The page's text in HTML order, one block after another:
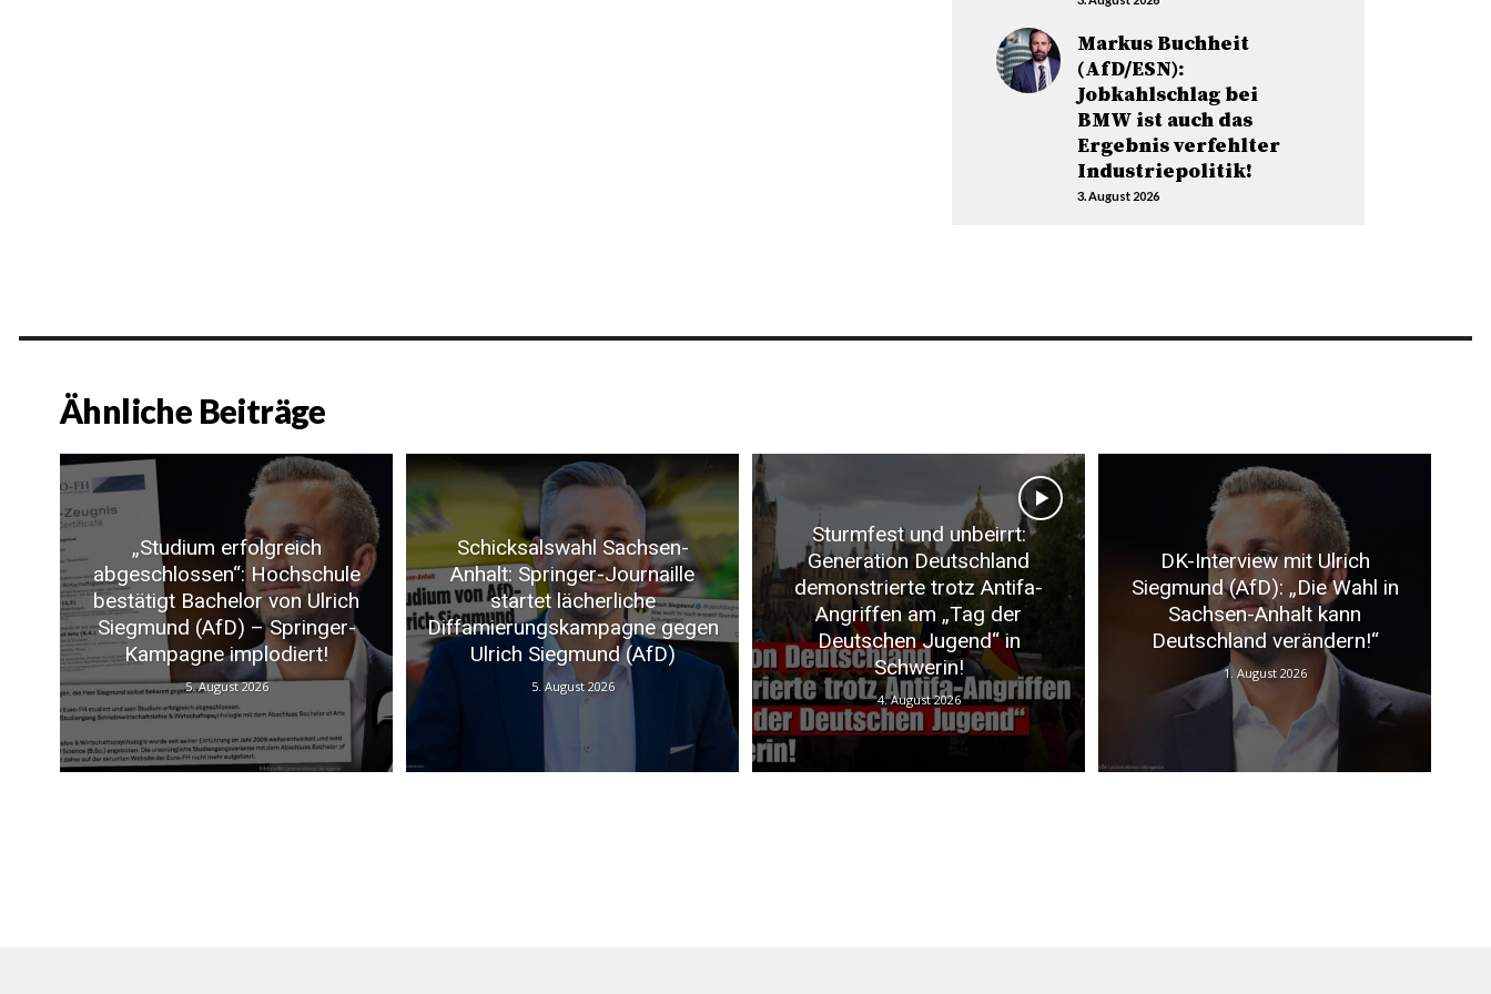
Markus Buchheit
(AfD/ESN):
Jobkahlschlag bei
BMW ist auch das
Ergebnis verfehlter
Industriepolitik!
3. August 2026
Ähnliche Beiträge
„Studium erfolgreich
abgeschlossen“: Hochschule
bestätigt Bachelor von Ulrich
Siegmund (AfD) – Springer-
Kampagne implodiert!
5. August 2026
Schicksalswahl Sachsen-
Anhalt: Springer-Journaille
startet lächerliche
Diffamierungskampagne gegen
Ulrich Siegmund (AfD)
5. August 2026
Sturmfest und unbeirrt:
Generation Deutschland
demonstrierte trotz Antifa-
Angriffen am „Tag der
Deutschen Jugend“ in
Schwerin!
4. August 2026
DK-Interview mit Ulrich
Siegmund (AfD): „Die Wahl in
Sachsen-Anhalt kann
Deutschland verändern!“
1. August 2026